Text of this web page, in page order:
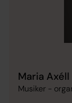
Maria Axéll
Musiker -